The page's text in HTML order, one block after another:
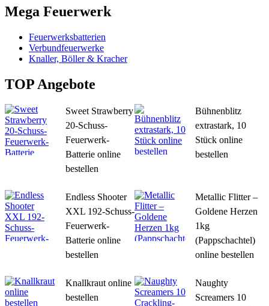
Mega Feuerwerk
Feuerwerksbatterien
Verbundfeuerwerke
Knaller, Böller & Kracher
TOP Angebote
Sweet Strawberry
20-Schuss-
Feuerwerk-
Batterie online
bestellen
Bühnenblitz
extrastark, 10
Stück online
bestellen
Endless Shooter
XXL 192-Schuss-
Feuerwerk-
Batterie online
bestellen
Metallic Flitter –
Goldene Herzen
1kg
(Pappschachtel)
online bestellen
Knallkraut online
bestellen
Naughty
Screamers 10